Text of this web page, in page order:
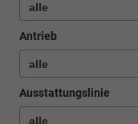
Antrieb
Ausstattungslinie